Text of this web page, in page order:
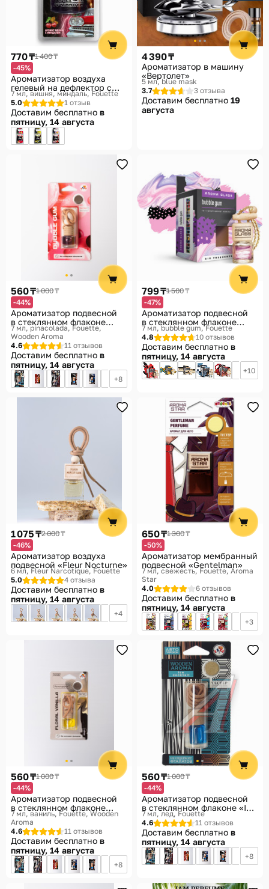
770 ₸1 400 ₸
-45%
Ароматизатор воздуха
гелевый на дефлектор с
ароматом вишни
с миндалем «1950»
7 мл, вишня, миндаль Fouette
5.0
1 отзыв
Доставим бесплатно в
пятницу, 14 августа
4 390 ₸
Ароматизатор в машину
«Вертолет»
5 мл, blue mask
3.7
3 отзыва
Доставим бесплатно 19
августа
560 ₸1 000 ₸
-44%
Ароматизатор подвесной
в стеклянном флаконе
«Bubble Gum»
7 мл, pinacolada Fouette,
Wooden Aroma
4.6
11 отзывов
Доставим бесплатно в
пятницу, 14 августа
8
799 ₸1 500 ₸
-47%
Ароматизатор подвесной
в стеклянном флаконе
«Bubble Gum»
7 мл, bubble gum Fouette
4.8
10 отзывов
Доставим бесплатно в
пятницу, 14 августа
10
1 075 ₸2 000 ₸
-46%
Ароматизатор воздуха
подвесной «Fleur Nocturne»
6 мл, Fleur Narcotique Fouette
5.0
4 отзыва
Доставим бесплатно в
пятницу, 14 августа
4
650 ₸1 300 ₸
-50%
Ароматизатор мембранный
подвесной «Gentelman»
7 мл, свежесть Fouette, Aroma
Star
4.0
6 отзывов
Доставим бесплатно в
пятницу, 14 августа
3
560 ₸1 000 ₸
-44%
Ароматизатор подвесной
в стеклянном флаконе
«Ваниль цветочная»
7 мл, ваниль Fouette, Wooden
Aroma
4.6
11 отзывов
Доставим бесплатно в
пятницу, 14 августа
8
560 ₸1 000 ₸
-44%
Ароматизатор подвесной
в стеклянном флаконе «Ice
Cocktail»
7 мл, лед Fouette
4.6
11 отзывов
Доставим бесплатно в
пятницу, 14 августа
8